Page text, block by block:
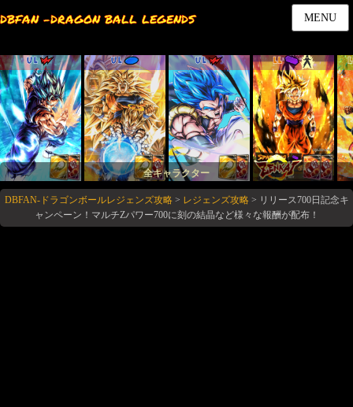
DBFAN -DRAGON BALL LEGENDS MENU
UL UL UL LL
全キャラクター
DBFAN-ドラゴンボールレジェンズ攻略> レジェンズ攻略> リリース700日記念キ
ャンペーン！マルチZパワー700に刻の結晶など様々な報酬が配布！